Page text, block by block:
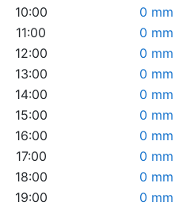
10:00
0 mm
11:00
0 mm
12:00
0 mm
13:00
0 mm
14:00
0 mm
15:00
0 mm
16:00
0 mm
17:00
0 mm
18:00
0 mm
19:00
0 mm